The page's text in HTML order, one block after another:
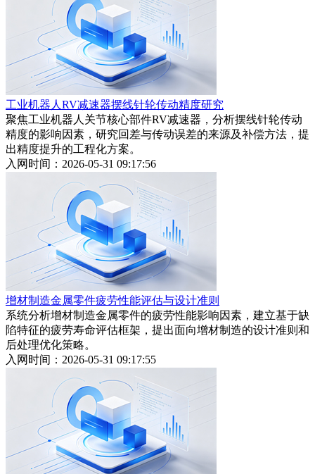
工业机器人RV减速器摆线针轮传动精度研究
聚焦工业机器人关节核心部件RV减速器，分析摆线针轮传动
精度的影响因素，研究回差与传动误差的来源及补偿方法，提
出精度提升的工程化方案。
入网时间：2026-05-31 09:17:56
增材制造金属零件疲劳性能评估与设计准则
系统分析增材制造金属零件的疲劳性能影响因素，建立基于缺
陷特征的疲劳寿命评估框架，提出面向增材制造的设计准则和
后处理优化策略。
入网时间：2026-05-31 09:17:55